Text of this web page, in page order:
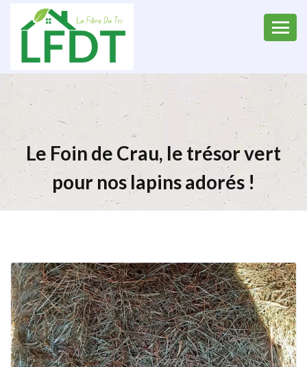
Le Foin de Crau, le trésor vert
pour nos lapins adorés !